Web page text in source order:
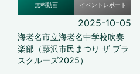
無料動画 イベントレポート
2025-10-05
海老名市立海老名中学校吹奏
楽部（藤沢市民まつり ザ ブラ
スクルーズ2025）